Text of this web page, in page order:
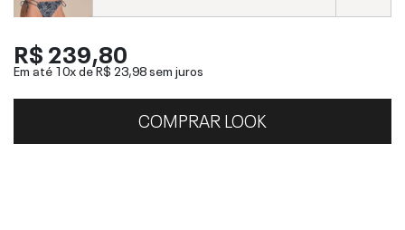
R$ 239,80
Em até 10x deR$ 23,98sem juros
COMPRAR LOOK